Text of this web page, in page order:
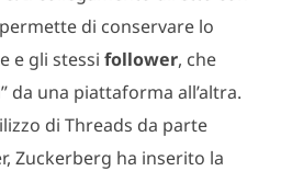
di conservare lo
e gli stessi follower, che
da una piattaforma all’altra.
di Threads da parte
Zuckerberg ha inserito la